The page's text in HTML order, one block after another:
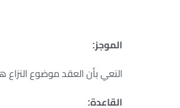
الموجز:
النعي بأن العقد موضوع
القاعدة: